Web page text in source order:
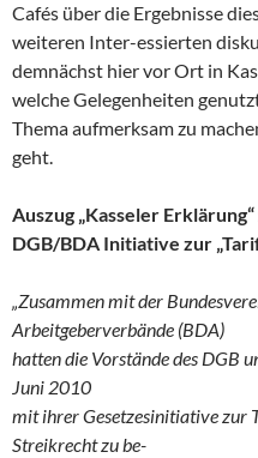
Cafés über die Ergebnisse
weiteren Inter-essierten
demnächst hier vor Ort in
welche Gelegenheiten
Thema aufmerksam zu
geht.
Auszug „Kasseler
DGB/BDA Initiative zur
„Zusammen mit der
Arbeitgeberverbände (BDA)
hatten die Vorstände des DGB
Juni 2010
mit ihrer Gesetzesinitiative zur
Streikrecht zu be-